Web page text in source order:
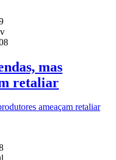
mas
retaliar
ameaçam retaliar